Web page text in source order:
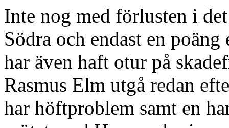
Inte nog med förlusten i
Södra och endast en
har även haft otur på
Rasmus Elm utgå redan
har höftproblem samt en